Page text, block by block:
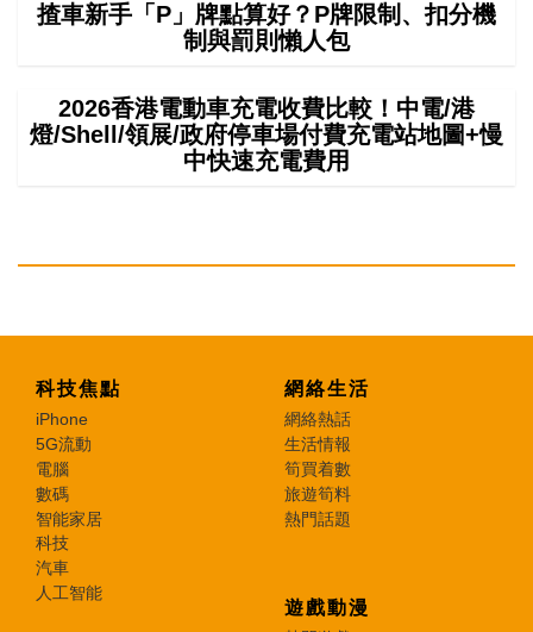
揸車新手「P」牌點算好？P牌限制、扣分機
制與罰則懶人包
2026香港電動車充電收費比較！中電/港
燈/Shell/領展/政府停車場付費充電站地圖+慢
中快速充電費用
科技焦點
iPhone
5G流動
電腦
數碼
智能家居
科技
汽車
人工智能
網絡生活
網絡熱話
生活情報
筍買着數
旅遊筍料
熱門話題
遊戲動漫